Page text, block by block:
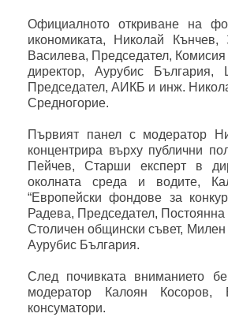
Официалното откриване на
икономиката, Николай
Василева, Председател,
директор, Аурубис
Председател, АИКБ и инж.
Средногорие.
Първият панел с модератор
концентрира върху публични
Пейчев, Старши експерт в
околната среда и водите,
“Европейски фондове за
Радева, Председател,
Столичен общински съвет, Милен
Аурубис България.
След почивката вниманието
модератор Калоян Косоров,
консуматори.